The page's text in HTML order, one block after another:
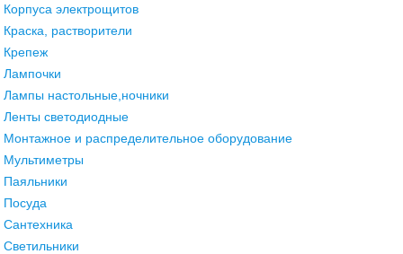
Корпуса электрощитов
Краска, растворители
Крепеж
Лампочки
Лампы настольные,ночники
Ленты светодиодные
Монтажное и распределительное оборудование
Мультиметры
Паяльники
Посуда
Сантехника
Светильники